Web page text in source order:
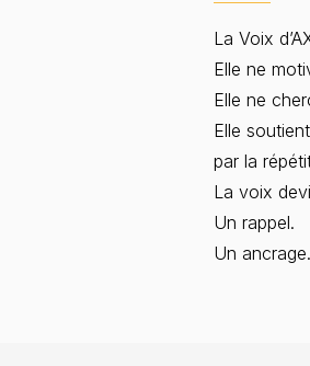
La Voix
Elle ne
Elle ne
Elle
par la
La voix
Un rappel.
Un ancrage.